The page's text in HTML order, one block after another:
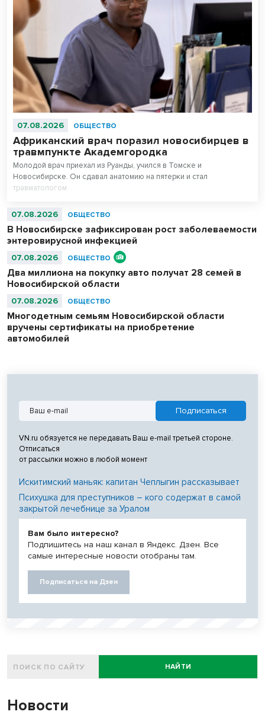
07.08.2026 ОБЩЕСТВО
Африканский врач поразил новосибирцев в
травмпункте Академгородка
Молодой врач приехал из Руанды, учился в Томске и
Новосибирске. Он сдавал анатомию на пятерки и стал
травматологом.
07.08.2026 ОБЩЕСТВО
В Новосибирске зафиксирован рост заболеваемости
энтеровирусной инфекцией
07.08.2026 ОБЩЕСТВО
Два миллиона на покупку авто получат 28 семей в
Новосибирской области
07.08.2026 ОБЩЕСТВО
Многодетным семьям Новосибирской области
вручены сертификаты на приобретение
автомобилей
VN.ru обязуется не передавать Ваш e-mail третьей стороне.
Отписаться
от рассылки можно в любой момент
Искитимский маньяк: капитан Чеплыгин рассказывает
Психушка для преступников – кого содержат в самой
закрытой лечебнице за Уралом
Вам было интересно?
Подпишитесь на наш канал в Яндекс. Дзен. Все
самые интересные новости отобраны там.
Подписаться на Дзен
НАЙТИ
Новости